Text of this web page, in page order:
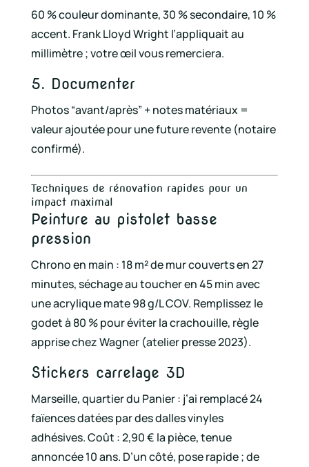
60 % couleur dominante, 30 % secondaire, 10 %
accent. Frank Lloyd Wright l’appliquait au
millimètre ; votre œil vous remerciera.
5. Documenter
Photos “avant/après” + notes matériaux =
valeur ajoutée pour une future revente (notaire
confirmé).
Techniques de rénovation rapides pour un
impact maximal
Peinture au pistolet basse
pression
Chrono en main : 18 m² de mur couverts en 27
minutes, séchage au toucher en 45 min avec
une acrylique mate 98 g/L COV. Remplissez le
godet à 80 % pour éviter la crachouille, règle
apprise chez Wagner (atelier presse 2023).
Stickers carrelage 3D
Marseille, quartier du Panier : j’ai remplacé 24
faïences datées par des dalles vinyles
adhésives. Coût : 2,90 € la pièce, tenue
annoncée 10 ans. D’un côté, pose rapide ; de